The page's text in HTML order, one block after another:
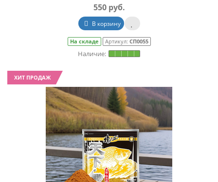
550 руб.
В корзину
На складе Артикул: СП0055
ХИТ ПРОДАЖ